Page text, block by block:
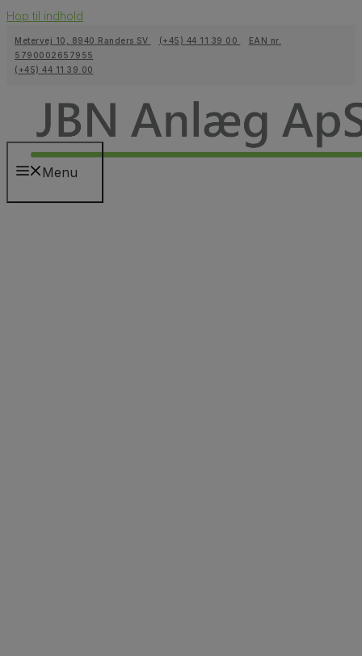
Hop til indhold
Metervej 10, 8940 Randers SV (+45) 44 11 39 00
EAN nr.
5790002657955
(+45) 44 11 39 00
Menu